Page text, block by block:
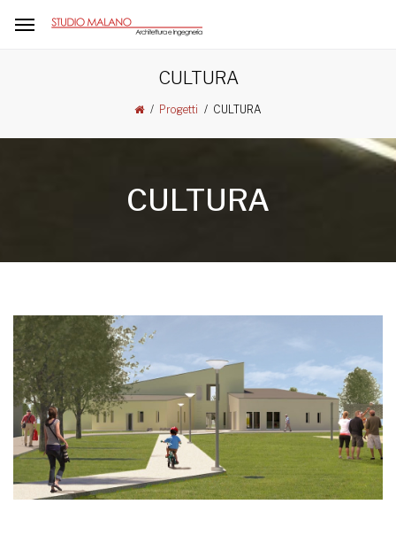
CULTURA
Progetti CULTURA
CULTURA